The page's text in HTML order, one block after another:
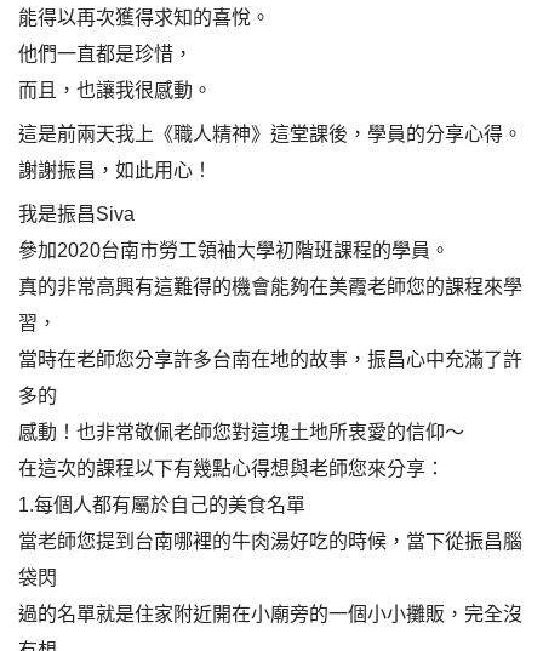
能得以再次獲得求知的喜悅。
他們一直都是珍惜，
而且，也讓我很感動。
這是前兩天我上《職人精神》這堂課後，學員的分享心得。
謝謝振昌，如此用心！
我是振昌Siva
參加2020台南市勞工領袖大學初階班課程的學員。
真的非常高興有這難得的機會能夠在美霞老師您的課程來學
習，
當時在老師您分享許多台南在地的故事，振昌心中充滿了許
多的
感動！也非常敬佩老師您對這塊土地所衷愛的信仰～
在這次的課程以下有幾點心得想與老師您來分享：
1.每個人都有屬於自己的美食名單
當老師您提到台南哪裡的牛肉湯好吃的時候，當下從振昌腦
袋閃
過的名單就是住家附近開在小廟旁的一個小小攤販，完全沒